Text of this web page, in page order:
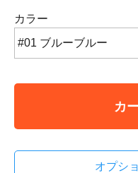
カラー
カ
オプシ